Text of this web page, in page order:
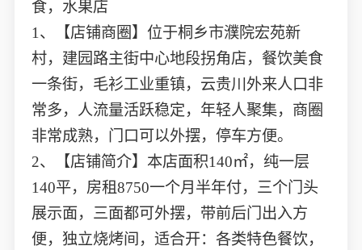
食，水果店
1、【店铺商圈】位于桐乡市濮院宏苑新
村，建园路主街中心地段拐角店，餐饮美食
一条街，毛衫工业重镇，云贵川外来人口非
常多，人流量活跃稳定，年轻人聚集，商圈
非常成熟，门口可以外摆，停车方便。
2、【店铺简介】本店面积140㎡，纯一层
140平，房租8750一个月半年付，三个门头
展示面，三面都可外摆，带前后门出入方
便，独立烧烤间，适合开：各类特色餐饮，